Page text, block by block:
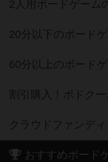
2人用ボードゲーム
20分以下のボード
60分以上のボード
割引購入！ボドク
クラウドファンデ
おすすめボード